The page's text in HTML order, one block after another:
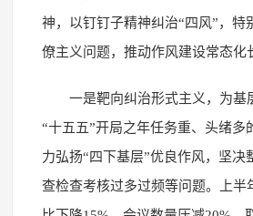
神，以钉钉子精神纠治“四风”，特
僚主义问题，推动作风建设常态化
一是靶向纠治形式主义，为基
“十五五”开局之年任务重、头绪多
力弘扬“四下基层”优良作风，坚决
查检查考核过多过频等问题。上半